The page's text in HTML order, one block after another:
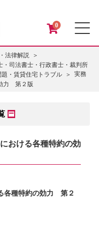
0
法律解説
・司法書士・行政書士・裁判所
題・賃貸住宅トラブル
実務
力 第２版
おける各種特約の効
各種特約の効力 第２